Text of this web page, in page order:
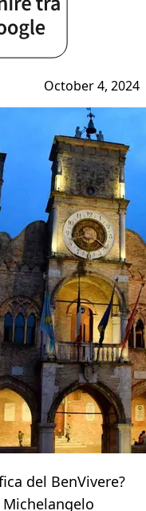
October 4, 2024
del BenVivere?